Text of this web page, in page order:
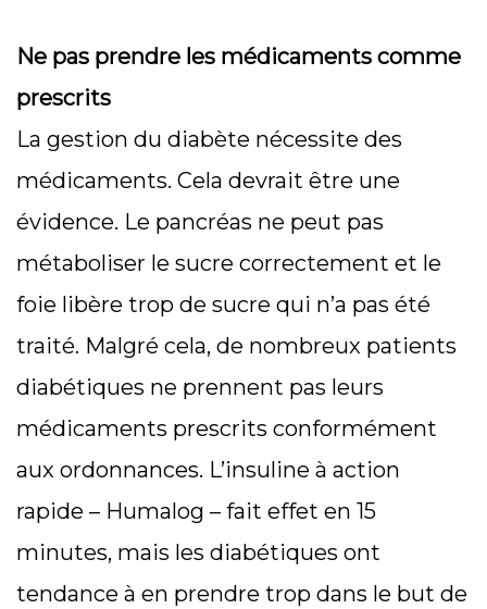
Ne pas prendre les médicaments comme
prescrits
La gestion du diabète nécessite des
médicaments. Cela devrait être une
évidence. Le pancréas ne peut pas
métaboliser le sucre correctement et le
foie libère trop de sucre qui n’a pas été
traité. Malgré cela, de nombreux patients
diabétiques ne prennent pas leurs
médicaments prescrits conformément
aux ordonnances. L’insuline à action
rapide – Humalog – fait effet en 15
minutes, mais les diabétiques ont
tendance à en prendre trop dans le but de